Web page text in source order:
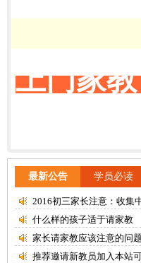
上门家
最新公告 学员必读
2016初三家长注意：收集
什么样的孩子适于请家教
家长请家教应该注意的问题
推荐邀请新教员加入本站